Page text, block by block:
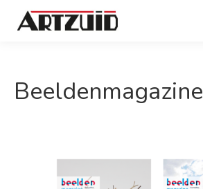
Beeldenmagazine